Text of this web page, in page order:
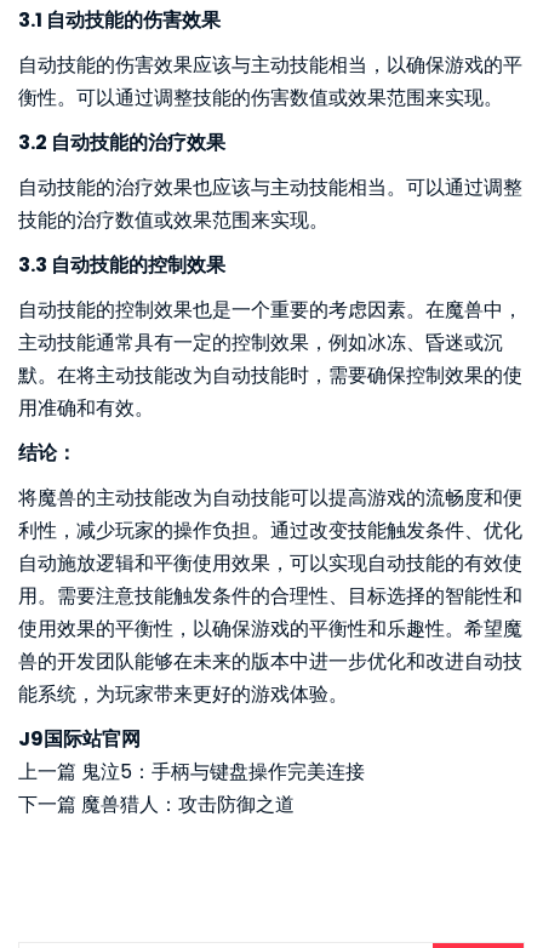
3.1 自动技能的伤害效果
自动技能的伤害效果应该与主动技能相当，以确保游戏的平
衡性。可以通过调整技能的伤害数值或效果范围来实现。
3.2 自动技能的治疗效果
自动技能的治疗效果也应该与主动技能相当。可以通过调整
技能的治疗数值或效果范围来实现。
3.3 自动技能的控制效果
自动技能的控制效果也是一个重要的考虑因素。在魔兽中，
主动技能通常具有一定的控制效果，例如冰冻、昏迷或沉
默。在将主动技能改为自动技能时，需要确保控制效果的使
用准确和有效。
结论：
将魔兽的主动技能改为自动技能可以提高游戏的流畅度和便
利性，减少玩家的操作负担。通过改变技能触发条件、优化
自动施放逻辑和平衡使用效果，可以实现自动技能的有效使
用。需要注意技能触发条件的合理性、目标选择的智能性和
使用效果的平衡性，以确保游戏的平衡性和乐趣性。希望魔
兽的开发团队能够在未来的版本中进一步优化和改进自动技
能系统，为玩家带来更好的游戏体验。
J9国际站官网
上一篇 鬼泣5：手柄与键盘操作完美连接
下一篇 魔兽猎人：攻击防御之道